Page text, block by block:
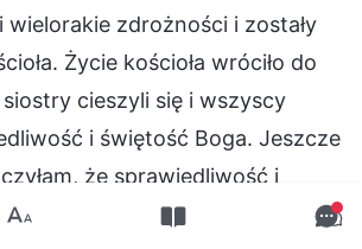
wielorakie zdrożności i zostały
Życie kościoła wróciło do
cieszyli się i wszyscy
i świętość Boga. Jeszcze
że sprawiedliwość i
w domu Bożym, że Chrystus w